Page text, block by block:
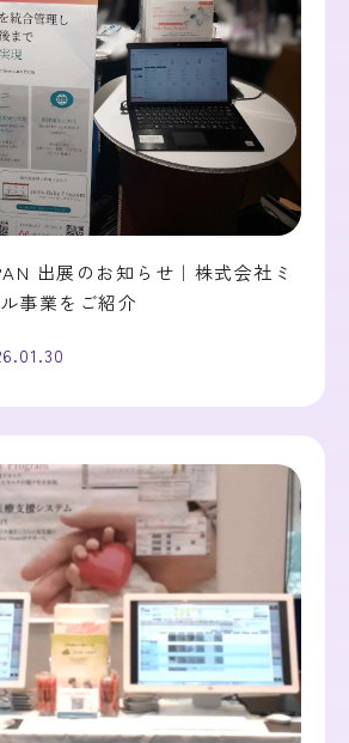
出展のお知らせ｜株式会社ミ
事業をご紹介